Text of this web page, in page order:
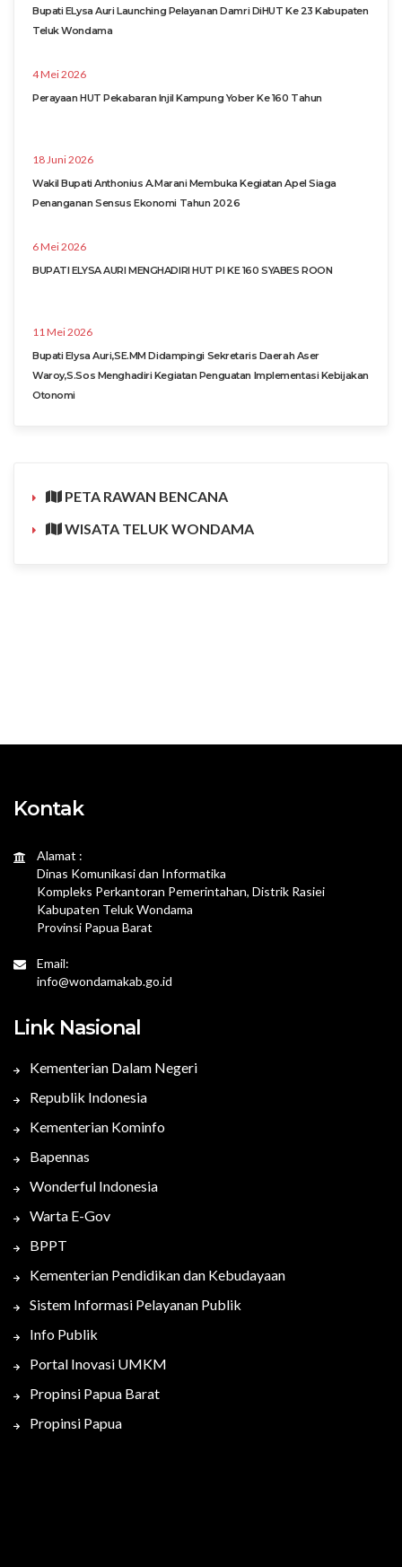
Bupati ELysa Auri Launching Pelayanan Damri DiHUT Ke 23 Kabupaten
Teluk Wondama
4 Mei 2026
Perayaan HUT Pekabaran Injil Kampung Yober Ke 160 Tahun
18 Juni 2026
Wakil Bupati Anthonius A.Marani Membuka Kegiatan Apel Siaga
Penanganan Sensus Ekonomi Tahun 2026
6 Mei 2026
BUPATI ELYSA AURI MENGHADIRI HUT PI KE 160 SYABES ROON
11 Mei 2026
Bupati Elysa Auri,SE.MM Didampingi Sekretaris Daerah Aser
Waroy,S.Sos Menghadiri Kegiatan Penguatan Implementasi Kebijakan
Otonomi
PETA RAWAN BENCANA
WISATA TELUK WONDAMA
Kontak
Alamat :
Dinas Komunikasi dan Informatika
Kompleks Perkantoran Pemerintahan, Distrik Rasiei
Kabupaten Teluk Wondama
Provinsi Papua Barat
Email:
info@wondamakab.go.id
Link Nasional
Kementerian Dalam Negeri
Republik Indonesia
Kementerian Kominfo
Bapennas
Wonderful Indonesia
Warta E-Gov
BPPT
Kementerian Pendidikan dan Kebudayaan
Sistem Informasi Pelayanan Publik
Info Publik
Portal Inovasi UMKM
Propinsi Papua Barat
Propinsi Papua